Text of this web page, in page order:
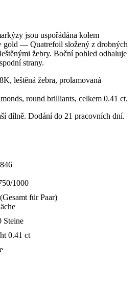
jsou uspořádána kolem
gold — Quatrefoil složený z drobných
žebry. Boční pohled odhaluje
strany.
leštěná žebra, prolamovaná
round brilliants, celkem 0.41 ct.
dílně. Dodání do 21 pracovních dní.
1000
(Gesamt für Paar)
Steine
0.41 ct